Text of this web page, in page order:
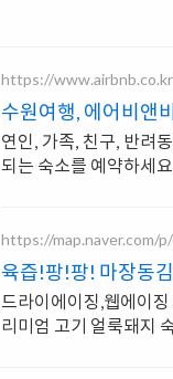
https://
수원여행, 에어비앤
연인, 가족, 친구, 반려
되는 숙소를 예약하세
https://map.naver.com/
육즙!팡!팡! 마장동
드라이에이징,웹에이
리미엄 고기 얼룩돼지